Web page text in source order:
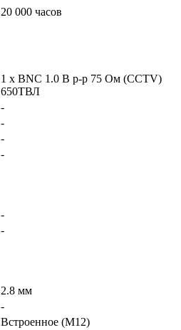
20 000 часов
1 x BNC 1.0 В р-р 75 Ом (CCTV)
650ТВЛ
-
-
-
-
-
-
2.8 мм
-
Встроенное (М12)